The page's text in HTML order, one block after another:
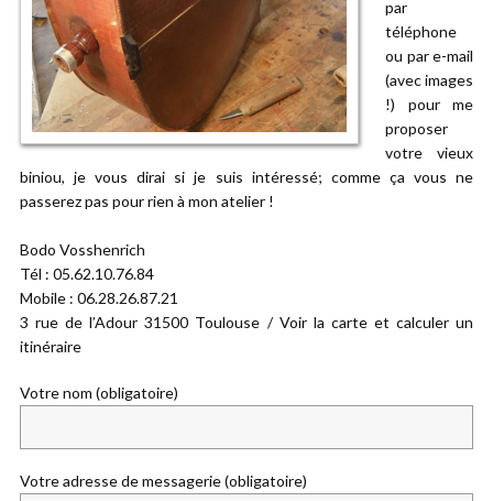
par
téléphone
ou par e-mail
(avec images
!) pour me
proposer
votre vieux
biniou, je vous dirai si je suis intéressé; comme ça vous ne
passerez pas pour rien à mon atelier !
Bodo Vosshenrich
Tél : 05.62.10.76.84
Mobile : 06.28.26.87.21
3 rue de l’Adour 31500 Toulouse / Voir la carte et calculer un
itinéraire
Votre nom (obligatoire)
Votre adresse de messagerie (obligatoire)